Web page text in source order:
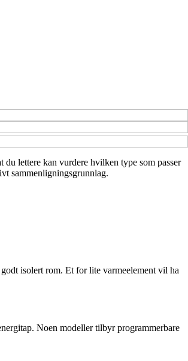
lettere kan vurdere hvilken type som passer
sammenligningsgrunnlag.
isolert rom. Et for lite varmeelement vil ha
Noen modeller tilbyr programmerbare